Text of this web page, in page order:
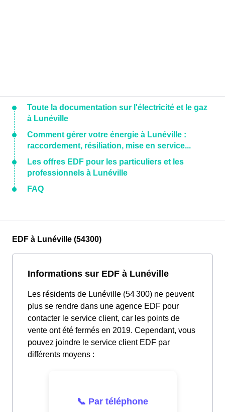
Toute la documentation sur l'électricité et le gaz
à Lunéville
Comment gérer votre énergie à Lunéville :
raccordement, résiliation, mise en service...
Les offres EDF pour les particuliers et les
professionnels à Lunéville
FAQ
EDF à Lunéville (54300)
Informations sur EDF à Lunéville
Les résidents de Lunéville (54 300) ne peuvent
plus se rendre dans une agence EDF pour
contacter le service client, car les points de
vente ont été fermés en 2019. Cependant, vous
pouvez joindre le service client EDF par
différents moyens :
📞 Par téléphone